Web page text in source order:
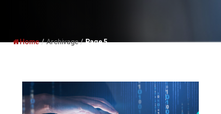
Home / Archivage / Page 5